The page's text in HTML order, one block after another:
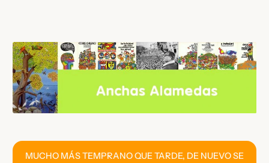
contenido
MUCHO MÁS TEMPRANO QUE TARDE, DE NUEVO SE